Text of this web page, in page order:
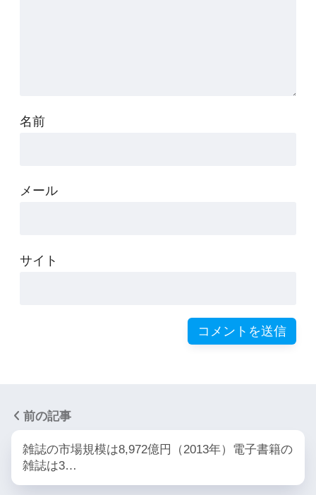
名前
メール
サイト
前の記事
雑誌の市場規模は8,972億円（2013年）電子書籍の
雑誌は3…